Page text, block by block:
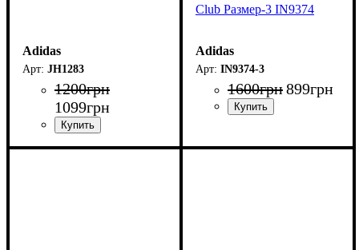
Adidas
JH1283
1200грн
1099грн
Club Размер-3 IN9374
Adidas
IN9374-3
1600грн899грн